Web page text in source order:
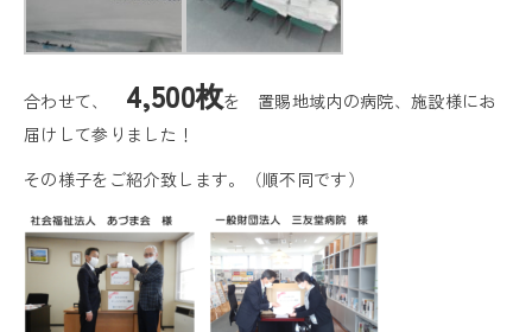
合わせて、 4,500枚を 置賜地域内の病院、施設様にお
届けして参りました！
その様子をご紹介致します。（順不同です）